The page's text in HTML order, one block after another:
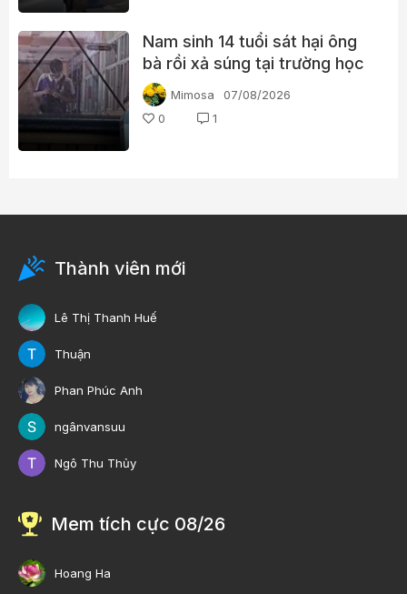
Nam sinh 14 tuổi sát hại ông
bà rồi xả súng tại trường học
Thái Lan
Mimosa
07/08/2026
0
1
Thành viên mới
Lê Thị Thanh Huế
Thuận
Phan Phúc Anh
ngânvansuu
Ngô Thu Thủy
Mem tích cực 08/26
Hoang Ha